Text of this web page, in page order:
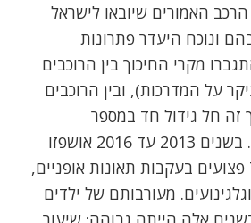
האמורים שיובאו לישראל
ונוכח היעדר פתרונות
מקרי החיכוך בין הרוכבים
על המדרכות), ובין הרוכבים
זה חל גידול חד במספר
הנפגעים בתאונות. בשנים 2013 עד 2016 אושפזו
בבתי חולים 7,852 פצועים בעקבות תאונות אופניים,
מעורבותם של ילדים